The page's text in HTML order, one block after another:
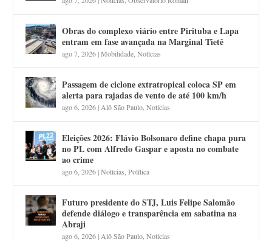
Obras do complexo viário entre Pirituba e Lapa
entram em fase avançada na Marginal Tietê
ago 7, 2026|Mobilidade ,Notícias
Passagem de ciclone extratropical coloca SP em
alerta para rajadas de vento de até 100 km/h
ago 6, 2026| Alô São Paulo ,Notícias
Eleições 2026: Flávio Bolsonaro define chapa pura
no PL com Alfredo Gaspar e aposta no combate
ao crime
ago 6, 2026|Notícias ,Política
Futuro presidente do STJ, Luis Felipe Salomão
defende diálogo e transparência em sabatina na
Abraji
ago 6, 2026| Alô São Paulo ,Notícias